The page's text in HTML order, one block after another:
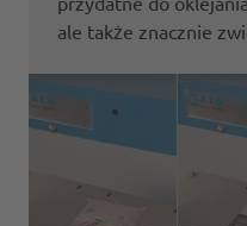
ale także znacznie